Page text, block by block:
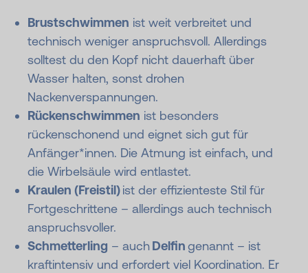
Brustschwimmen ist weit verbreitet und
technisch weniger anspruchsvoll. Allerdings
solltest du den Kopf nicht dauerhaft über
Wasser halten, sonst drohen
Nackenverspannungen.
Rückenschwimmen ist besonders
rückenschonend und eignet sich gut für
Anfänger*innen. Die Atmung ist einfach, und
die Wirbelsäule wird entlastet.
Kraulen (Freistil)ist der effizienteste Stil für
Fortgeschrittene – allerdings auch technisch
anspruchsvoller.
Schmetterling – auchDelfingenannt – ist
kraftintensiv und erfordert viel Koordination. Er